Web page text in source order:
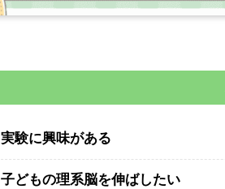
実験に興味がある
子どもの理系脳を伸ばしたい